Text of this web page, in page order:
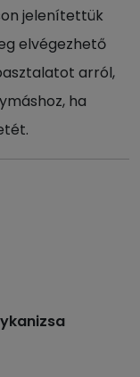
jelenítettük
elvégezhető
arról,
ha